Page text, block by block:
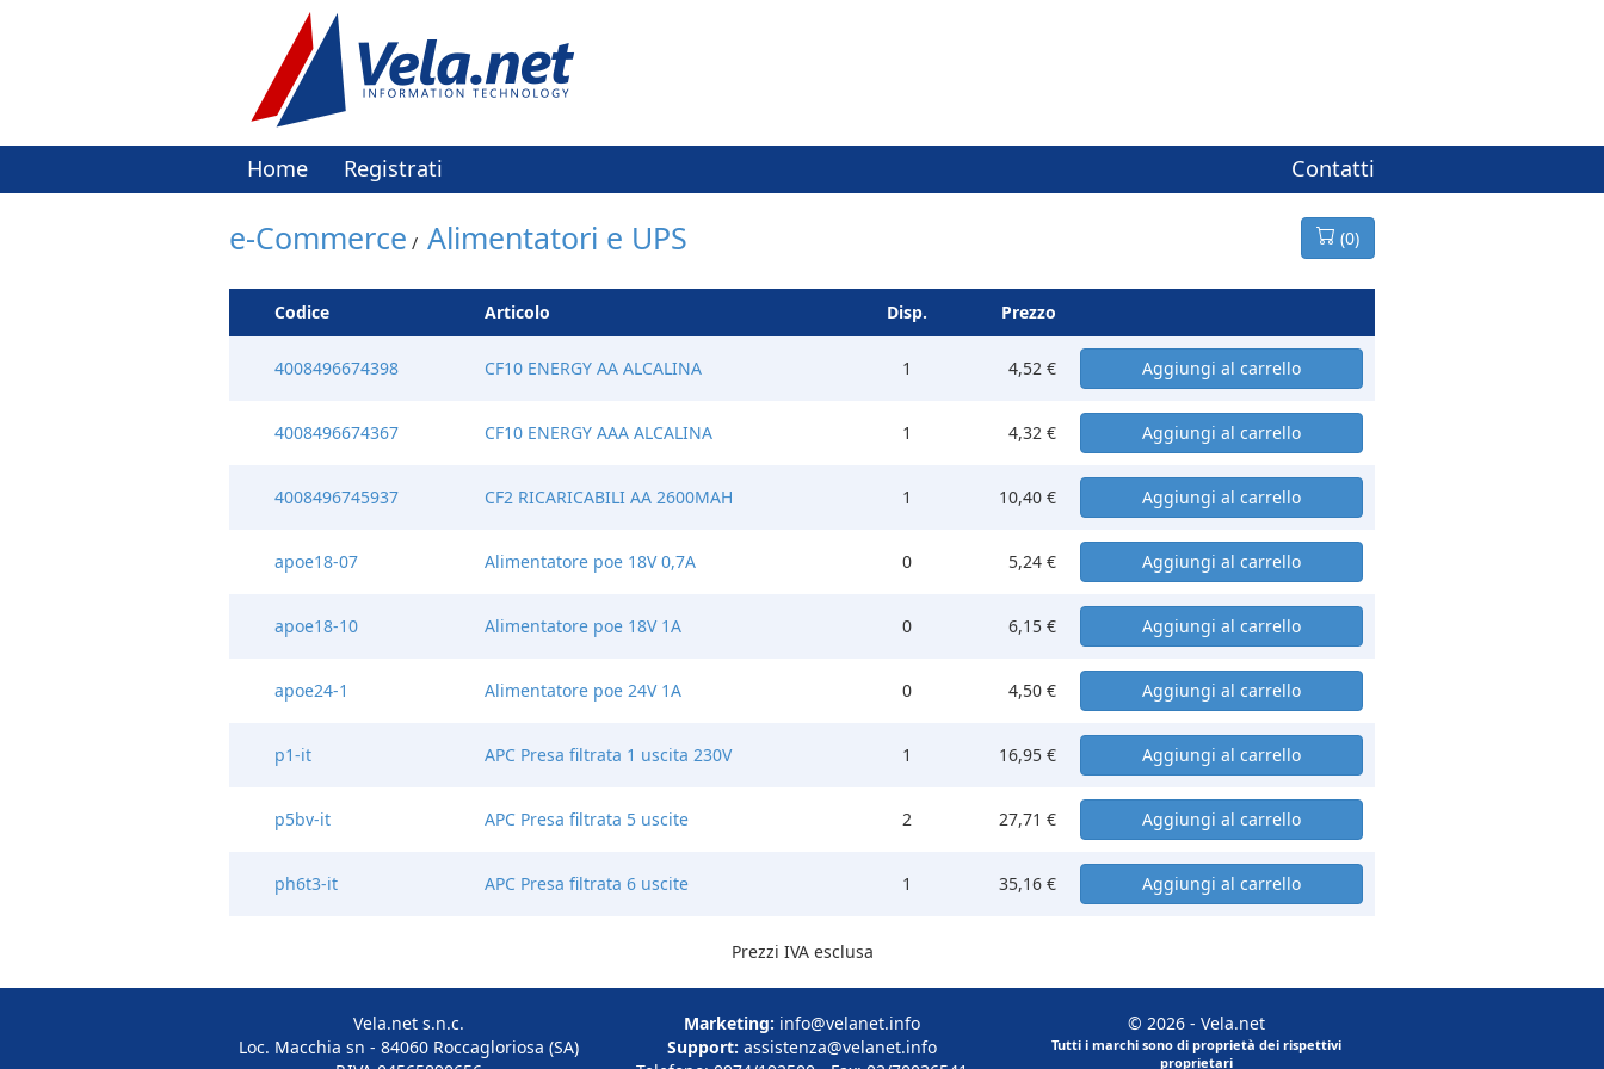
Home Registrati Contatti
e-Commerce / Alimentatori e UPS (0)
Codice Articolo Disp. Prezzo
4008496674398 CF10 ENERGY AA ALCALINA 1 4,52 €
4008496674367 CF10 ENERGY AAA ALCALINA 1 4,32 €
4008496745937 CF2 RICARICABILI AA 2600MAH 1 10,40 €
apoe18-07 Alimentatore poe 18V 0,7A 0 5,24 €
apoe18-10 Alimentatore poe 18V 1A 0 6,15 €
apoe24-1 Alimentatore poe 24V 1A 0 4,50 €
p1-it APC Presa filtrata 1 uscita 230V 1 16,95 €
p5bv-it APC Presa filtrata 5 uscite 2 27,71 €
ph6t3-it APC Presa filtrata 6 uscite 1 35,16 €
Prezzi IVA esclusa
Vela.net s.n.c.
Loc. Macchia sn - 84060 Roccagloriosa (SA)
Marketing: info@velanet.info
Support: assistenza@velanet.info
© 2026 - Vela.net
Tutti i marchi sono di proprietà dei rispettivi
proprietari